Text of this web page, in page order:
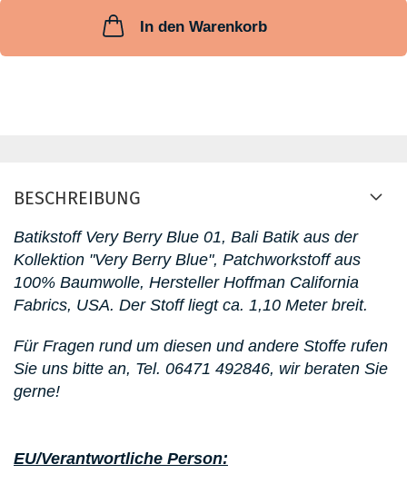
In den Warenkorb
BESCHREIBUNG
Batikstoff Very Berry Blue 01, Bali Batikaus der
Kollektion "Very Berry Blue", Patchworkstoff aus
100% Baumwolle, Hersteller Hoffman California
Fabrics, USA. Der Stoff liegt ca. 1,10 Meter breit.
Für Fragen rund um diesen und andere Stoffe rufen
Sie uns bitte an, Tel. 06471 492846, wir beraten Sie
gerne!
EU/Verantwortliche Person: